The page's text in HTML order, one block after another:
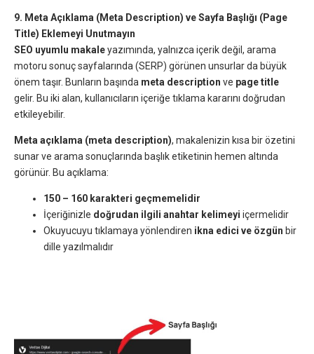
9. Meta Açıklama (Meta Description) ve Sayfa Başlığı (Page
Title) Eklemeyi Unutmayın
SEO uyumlu makaleyazımında, yalnızca içerik değil, arama
motoru sonuç sayfalarında (SERP) görünen unsurlar da büyük
önem taşır. Bunların başında meta description ve page title
gelir. Bu iki alan, kullanıcıların içeriğe tıklama kararını doğrudan
etkileyebilir.
Meta açıklama (meta description), makalenizin kısa bir özetini
sunar ve arama sonuçlarında başlık etiketinin hemen altında
görünür. Bu açıklama:
150 – 160 karakteri geçmemelidir
İçeriğinizle doğrudan ilgili anahtar kelimeyi içermelidir
Okuyucuyu tıklamaya yönlendiren ikna edici ve özgün bir
dille yazılmalıdır